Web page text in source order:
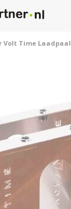
Volt Time Laadpaal